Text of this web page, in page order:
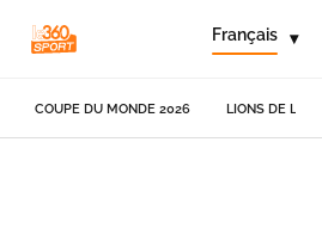
Français ▾
COUPE DU MONDE 2026 LIONS DE